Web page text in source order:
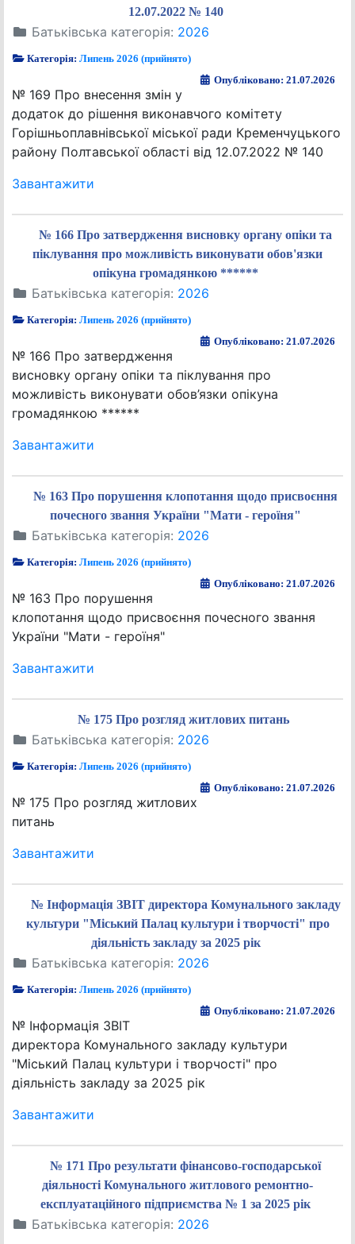
12.07.2022 № 140
Батьківська категорія: 2026
Категорія:Липень 2026 (прийнято)
Опубліковано: 21.07.2026
№ 169 Про внесення змін у
додаток до рішення виконавчого комітету
Горішньоплавнівської міської ради Кременчуцького
району Полтавської області від 12.07.2022 № 140
Завантажити
№ 166 Про затвердження висновку органу опіки та
піклування про можливість виконувати обов'язки
опікуна громадянкою ******
Батьківська категорія: 2026
Категорія:Липень 2026 (прийнято)
Опубліковано: 21.07.2026
№ 166 Про затвердження
висновку органу опіки та піклування про
можливість виконувати обов’язки опікуна
громадянкою ******
Завантажити
№ 163 Про порушення клопотання щодо присвоєння
почесного звання України "Мати - героїня"
Батьківська категорія: 2026
Категорія:Липень 2026 (прийнято)
Опубліковано: 21.07.2026
№ 163 Про порушення
клопотання щодо присвоєння почесного звання
України "Мати - героїня"
Завантажити
№ 175 Про розгляд житлових питань
Батьківська категорія: 2026
Категорія:Липень 2026 (прийнято)
Опубліковано: 21.07.2026
№ 175 Про розгляд житлових
питань
Завантажити
№ Інформація ЗВІТ директора Комунального закладу
культури "Міський Палац культури і творчості" про
діяльність закладу за 2025 рік
Батьківська категорія: 2026
Категорія:Липень 2026 (прийнято)
Опубліковано: 21.07.2026
№ Інформація ЗВІТ
директора Комунального закладу культури
"Міський Палац культури і творчості" про
діяльність закладу за 2025 рік
Завантажити
№ 171 Про результати фінансово-господарської
діяльності Комунального житлового ремонтно-
експлуатаційного підприємства № 1 за 2025 рік
Батьківська категорія: 2026